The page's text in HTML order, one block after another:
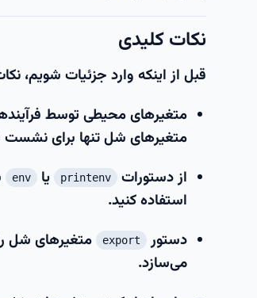
نکات کلیدی
قبل از اینکه وارد جزئیات
متغیرهای محیطی توسط
متغیرهای شل تنها برای
از دستورات
printenv یا env
استفاده کنید.
دستور
export
متغیرهای شل
می‌سازد.